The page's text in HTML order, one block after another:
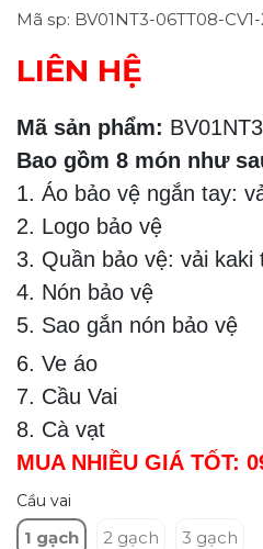
Mã sp: BV01NT3-06TT08-CV1-
LIÊN HỆ
Mã sản phẩm:
Bao gồm 8 món như
1. Áo bảo vệ ngắn tay:
2. Logo bảo vệ
3. Quần bảo vệ: vải kaki
4. Nón bảo vệ
5. Sao gắn nón bảo vệ
6. Ve áo
7. Cầu Vai
8. Cà vạt
MUA NHIỀU GIÁ TỐT:
Cầu vai
1 gạch 2 gạch 3 gạch